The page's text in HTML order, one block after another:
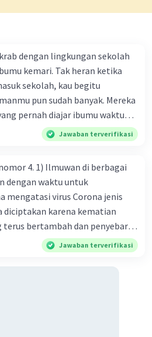
dengan lingkungan sekolah
kemari. Tak heran ketika
sekolah, kau begitu
pun sudah banyak. Mereka
pernah diajar ibumu waktu
Aku waktu itu baru saja pindah
bercetak tebal dalam kutipan
Jawaban terverifikasi
4. 1) Ilmuwan di berbagai
dengan waktu untuk
mengatasi virus Corona jenis
diciptakan karena kematian
terus bertambah dan penyebaran
Pada Jum'at (7-2-2020), Komisi
mencatat jumlah kematian
Jawaban terverifikasi